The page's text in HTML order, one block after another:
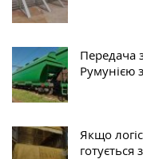
Передача
Румунією
Якщо
готується